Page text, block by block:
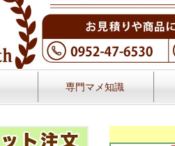
専門マメ知識